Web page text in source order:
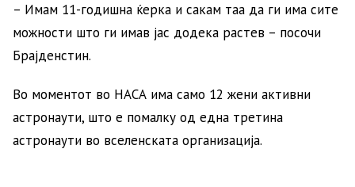
– Имам 11-годишна ќерка и сакам таа да ги има сите
можности што ги имав јас додека растев – посочи
Брајденстин.
Во моментот во НАСА има само 12 жени активни
астронаути, што е помалку од една третина
астронаути во вселенската организација.